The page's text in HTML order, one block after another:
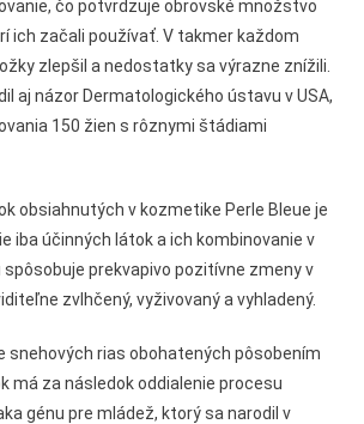
čo potvrdzuje obrovské množstvo
ich začali používať. V takmer každom
zlepšil a nedostatky sa výrazne znížili.
aj názor Dermatologického ústavu v USA,
150 žien s rôznymi štádiami
obsiahnutých v kozmetike Perle Bleue je
iba účinných látok a ich kombinovanie v
prekvapivo pozitívne zmeny v
zvlhčený, vyživovaný a vyhladený.
snehových rias obohatených pôsobením
má za následok oddialenie procesu
génu pre mládež, ktorý sa narodil v